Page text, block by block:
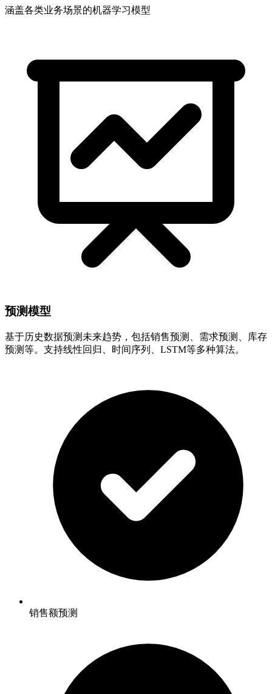
涵盖各类业务场景的机器学习模型
预测模型
基于历史数据预测未来趋势，包括销售预测、需求预测、库存
预测等。支持线性回归、时间序列、LSTM等多种算法。
销售额预测